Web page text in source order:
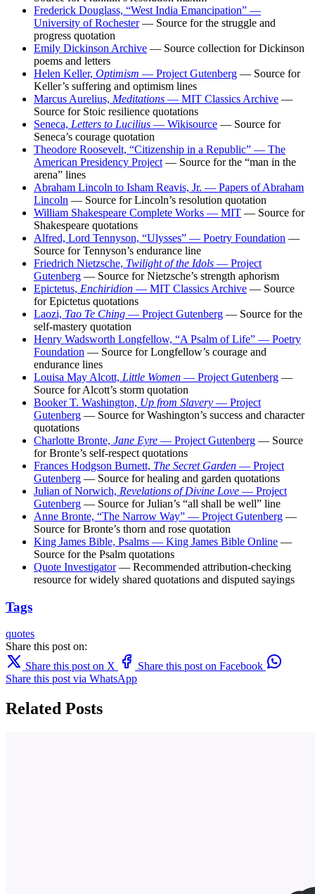
Frederick Douglass, “West India Emancipation” —
University of Rochester— Source for the struggle and
progress quotation
Emily Dickinson Archive — Source collection for Dickinson
poems and letters
Helen Keller, Optimism — Project Gutenberg — Source for
Keller’s suffering and optimism lines
Marcus Aurelius, Meditations — MIT Classics Archive —
Source for Stoic resilience quotations
Seneca, Letters to Lucilius — Wikisource — Source for
Seneca’s courage quotation
Theodore Roosevelt, “Citizenship in a Republic” — The
American Presidency Project — Source for the “man in the
arena” lines
Abraham Lincoln to Isham Reavis, Jr. — Papers of Abraham
Lincoln — Source for Lincoln’s resolution quotation
William Shakespeare Complete Works — MIT — Source for
Shakespeare quotations
Alfred, Lord Tennyson, “Ulysses” — Poetry Foundation —
Source for Tennyson’s endurance line
Friedrich Nietzsche, Twilight of the Idols — Project
Gutenberg — Source for Nietzsche’s strength aphorism
Epictetus, Enchiridion — MIT Classics Archive — Source
for Epictetus quotations
Laozi, Tao Te Ching — Project Gutenberg — Source for the
self-mastery quotation
Henry Wadsworth Longfellow, “A Psalm of Life” — Poetry
Foundation — Source for Longfellow’s courage and
endurance lines
Louisa May Alcott, Little Women — Project Gutenberg —
Source for Alcott’s storm quotation
Booker T. Washington, Up from Slavery — Project
Gutenberg — Source for Washington’s success and character
quotations
Charlotte Bronte, Jane Eyre — Project Gutenberg — Source
for Bronte’s self-respect quotations
Frances Hodgson Burnett, The Secret Garden — Project
Gutenberg — Source for healing and garden quotations
Julian of Norwich, Revelations of Divine Love — Project
Gutenberg — Source for Julian’s “all shall be well” line
Anne Bronte, “The Narrow Way” — Project Gutenberg —
Source for Bronte’s thorn and rose quotation
King James Bible, Psalms — King James Bible Online —
Source for the Psalm quotations
Quote Investigator— Recommended attribution-checking
resource for widely shared quotations and disputed sayings
Tags
quotes
Share this post on:
Share this post on X
Share this post on Facebook
Share this post via WhatsApp
Related Posts